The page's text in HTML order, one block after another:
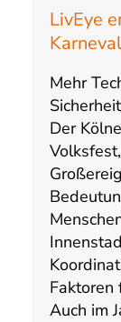
LivEye
Mehr
Der
Faktoren
Auch im